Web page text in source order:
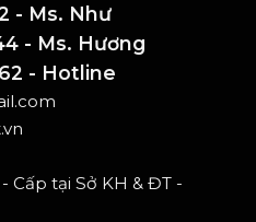
- Ms. Như
Hương
- Hotline
Cấp tại Sở KH & ĐT -